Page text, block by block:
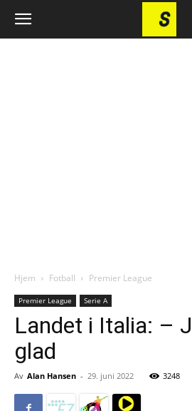
Hjem Fotball Premier League
Premier League Serie A
Landet i Italia: –
glad
Av Alan Hansen - 29. juni 2022 3248